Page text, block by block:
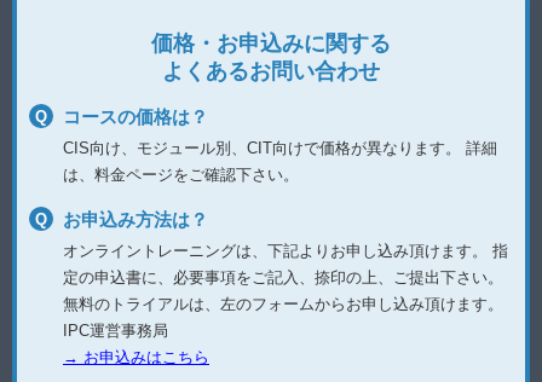
価格・お申込みに関する
よくあるお問い合わせ
コースの価格は？
CIS向け、モジュール別、CIT向けで価格が異なります。
詳細
は、料金ページをご確認下さい。
お申込み方法は？
オンライントレーニングは、下記よりお申し込み頂けます。
指
定の申込書に、必要事項をご記入、捺印の上、ご提出下さい。
無料のトライアルは、左のフォームからお申し込み頂けます。
IPC運営事務局
→ お申込みはこちら